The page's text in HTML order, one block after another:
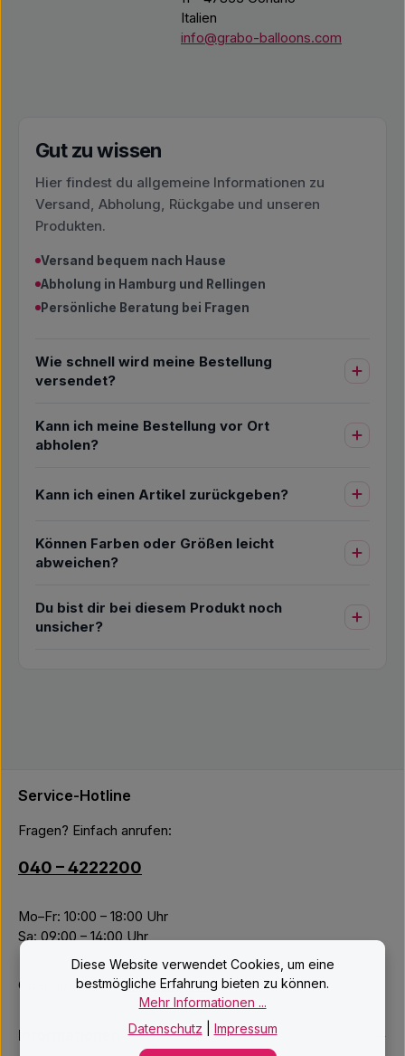
Italien
info@grabo-balloons.com
Gut zu wissen
Hier findest du allgemeine Informationen zu
Versand, Abholung, Rückgabe und unseren
Produkten.
Versand bequem nach Hause
Abholung in Hamburg und Rellingen
Persönliche Beratung bei Fragen
Wie schnell wird meine Bestellung
versendet?
Kann ich meine Bestellung vor Ort
abholen?
Kann ich einen Artikel zurückgeben?
Können Farben oder Größen leicht
abweichen?
Du bist dir bei diesem Produkt noch
unsicher?
Service-Hotline
Fragen? Einfach anrufen:
040 – 4222200
Mo–Fr: 10:00 – 18:00 Uhr
Sa: 09:00 – 14:00 Uhr
Oder über unserKontaktformular .
Informationen
Diese Website verwendet Cookies, um eine
bestmögliche Erfahrung bieten zu können.
Mehr Informationen ...
Datenschutz
Impressum